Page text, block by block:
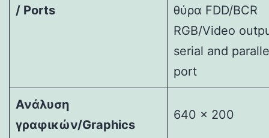
/ Ports
θύρα FDD/BCR
RGB/Video
serial and
port
Ανάλυση
γραφικών/Graphics
640 x 200